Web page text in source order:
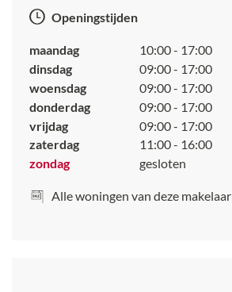
Openingstijden
maandag
10:00 - 17:00
dinsdag
09:00 - 17:00
woensdag
09:00 - 17:00
donderdag
09:00 - 17:00
vrijdag
09:00 - 17:00
zaterdag
11:00 - 16:00
zondag
gesloten
Alle woningen van deze makelaar